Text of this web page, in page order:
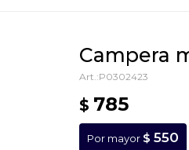
campera
P0302423
$ 785
Por mayor $ 550